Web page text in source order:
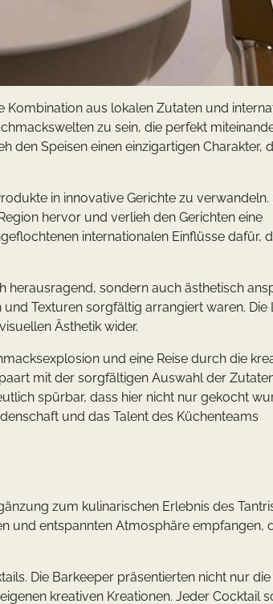
Kombination aus lokalen Zutaten und
zu sein, die perfekt
den Speisen einen einzigartigen Charakter,
in innovative Gerichte zu verwandeln.
hervor und verlieh den Gerichten eine
internationalen Einflüsse dafür,
herausragend, sondern auch ästhetisch
Texturen sorgfältig arrangiert waren. Die
Ästhetik wider.
und eine Reise durch die
mit der sorgfältigen Auswahl der
spürbar, dass hier nicht nur gekocht
und das Talent des Küchenteams
zum kulinarischen Erlebnis des
und entspannten Atmosphäre empfangen,
Die Barkeeper präsentierten nicht nur die
kreativen Kreationen. Jeder Cocktail